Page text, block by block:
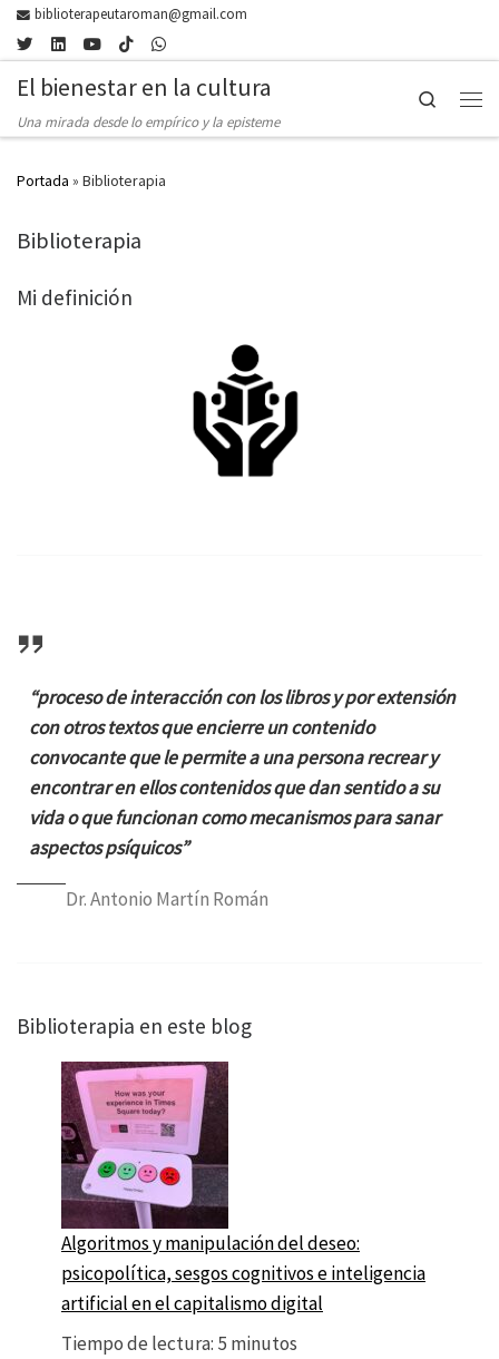
Skip to content
biblioterapeutaroman@gmail.com
El bienestar en la cultura
Una mirada desde lo empírico y la episteme
Search
Portada » Biblioterapia
Biblioterapia
Mi definición
“proceso de interacción con los libros y por extensión
con otros textos que encierre un contenido
convocante que le permite a una persona recrear y
encontrar en ellos contenidos que dan sentido a su
vida o que funcionan como mecanismos para sanar
aspectos psíquicos”
Dr. Antonio Martín Román
Biblioterapia en este blog
Algoritmos y manipulación del deseo:
psicopolítica, sesgos cognitivos e inteligencia
artificial en el capitalismo digital
Tiempo de lectura: 5 minutos